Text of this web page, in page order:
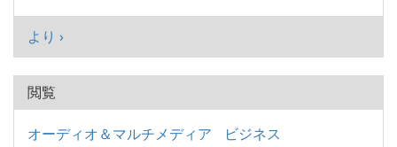
より ›
閲覧
オーディオ＆マルチメディア ビジネス